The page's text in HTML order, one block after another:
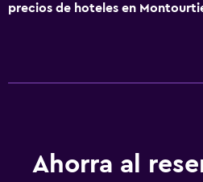
precios de hoteles en
Ahorra al